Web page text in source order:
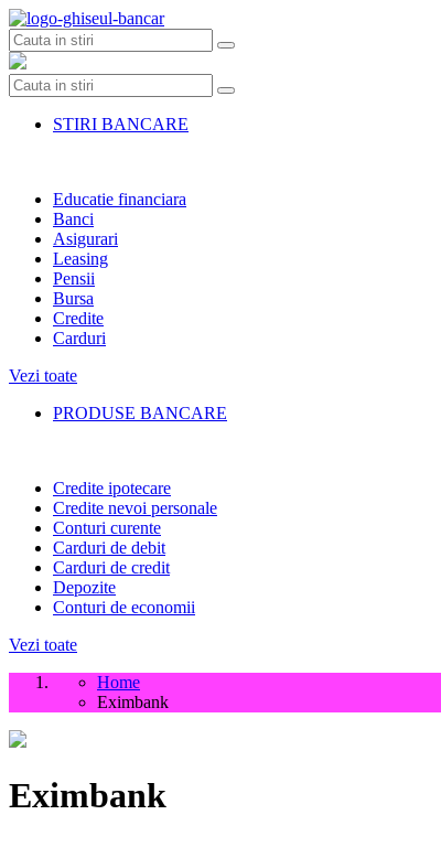
Skip
to
content
STIRI BANCARE
Educatie financiara
Banci
Asigurari
Leasing
Pensii
Bursa
Credite
Carduri
Vezi toate
PRODUSE BANCARE
Credite ipotecare
Credite nevoi personale
Conturi curente
Carduri de debit
Carduri de credit
Depozite
Conturi de economii
Vezi toate
Home
Eximbank
Eximbank